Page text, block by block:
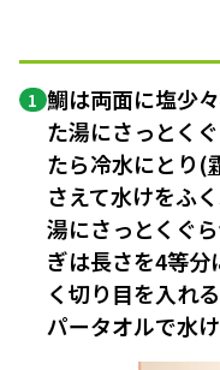
1 鯛は両面に塩少
た湯にさっとく
たら冷水にとり(
さえて水けをふ
湯にさっとくぐ
ぎは長さを4等
く切り目を入れ
パータオルで水け